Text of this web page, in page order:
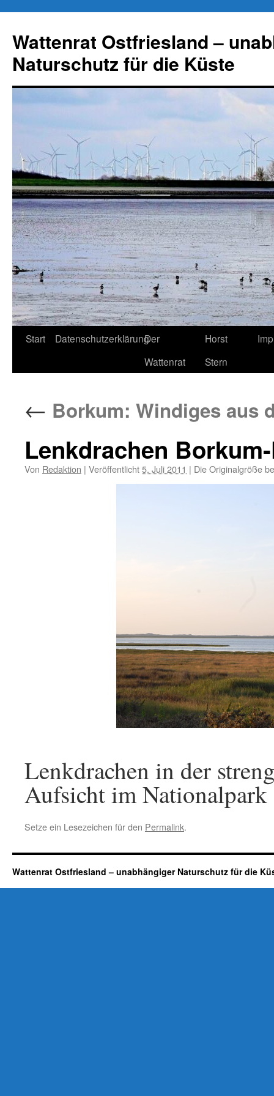
springen
Wattenrat Ostfriesland –
Naturschutz für die Küste
Start DatenschutzerklärungDer
Wattenrat
Horst
Stern
← Borkum: Windiges aus
Lenkdrachen
Von Redaktion | Veröffentlicht5. Juli 2011 | Die Originalgröße
Lenkdrachen in der
Aufsicht im Nationalpark
Setze ein Lesezeichen für den Permalink.
Wattenrat Ostfriesland – unabhängiger Naturschutz für die